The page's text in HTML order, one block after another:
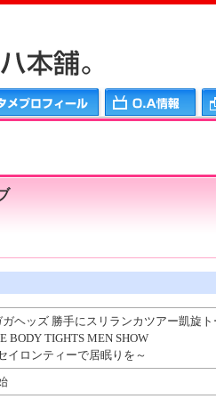
ＯＡ情報 ワハハリンク
ガヘッズ 勝手にスリランカツアー凱旋
BODY TIGHTS MEN SHOW
イロンティーで居眠りを～